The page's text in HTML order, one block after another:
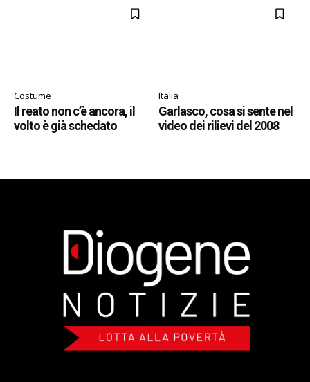
Costume
Il reato non c’è ancora, il
volto è già schedato
Italia
Garlasco, cosa si sente nel
video dei rilievi del 2008